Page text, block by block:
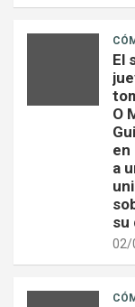
El
O
en
a
su
02/